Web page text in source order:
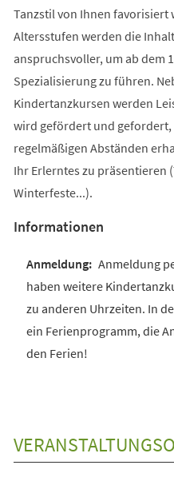
Tanzstil von Ihnen favorisiert
Altersstufen werden die
anspruchsvoller, um ab dem
Spezialisierung zu führen.
Kindertanzkursen werden
wird gefördert und
regelmäßigen Abständen
Ihr Erlerntes zu präsentieren
Winterfeste...).
Informationen
Anmeldung
haben weitere
zu anderen Uhrzeiten. In
ein Ferienprogramm, die
den Ferien!